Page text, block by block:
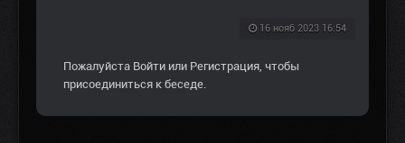
16 нояб 2023 16:54
Пожалуйста Войти или Регистрация, чтобы
присоединиться к беседе.